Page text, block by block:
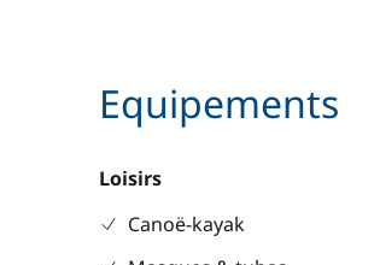
Equipements
Loisirs
Canoë-kayak